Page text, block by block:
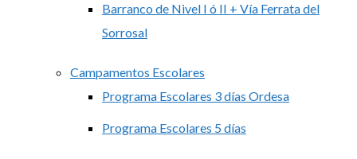
Barranco de Nivel I ó II + Vía Ferrata del
Sorrosal
Campamentos Escolares
Programa Escolares 3 días Ordesa
Programa Escolares 5 días